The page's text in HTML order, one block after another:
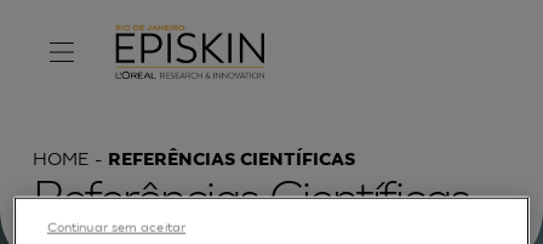
HOME REFERÊNCIAS CIENTÍFICAS
Referências Científicas
Continuar sem aceitar